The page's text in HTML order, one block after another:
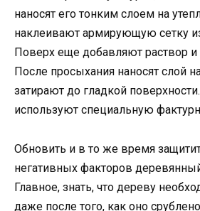
наносят его тонким слоем на
наклеивают армирующую сетку
Поверх еще добавляют раствор
После просыхания наносят слой
затирают до гладкой
используют специальную
Обновить и в то же время
негативных факторов
Главное, знать, что дереву
даже после того, как оно